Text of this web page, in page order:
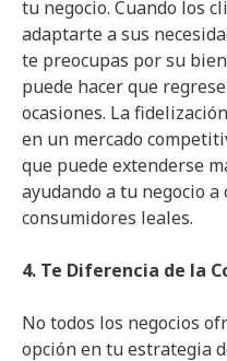
tu negocio. Cuando los
adaptarte a sus
te preocupas por su
puede hacer que
ocasiones. La
en un mercado
que puede extenderse
ayudando a tu negocio
consumidores leales.
4. Te Diferencia de la
No todos los negocios
opción en tu estrategia